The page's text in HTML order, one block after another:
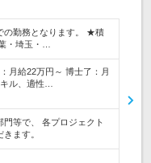
の勤務となります。 ★積
・埼玉・…
月給22万円～ 博士了：月
ル、適性…
等で、 各プロジェクト
ます。